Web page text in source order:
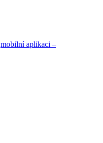
mobilní aplikaci –